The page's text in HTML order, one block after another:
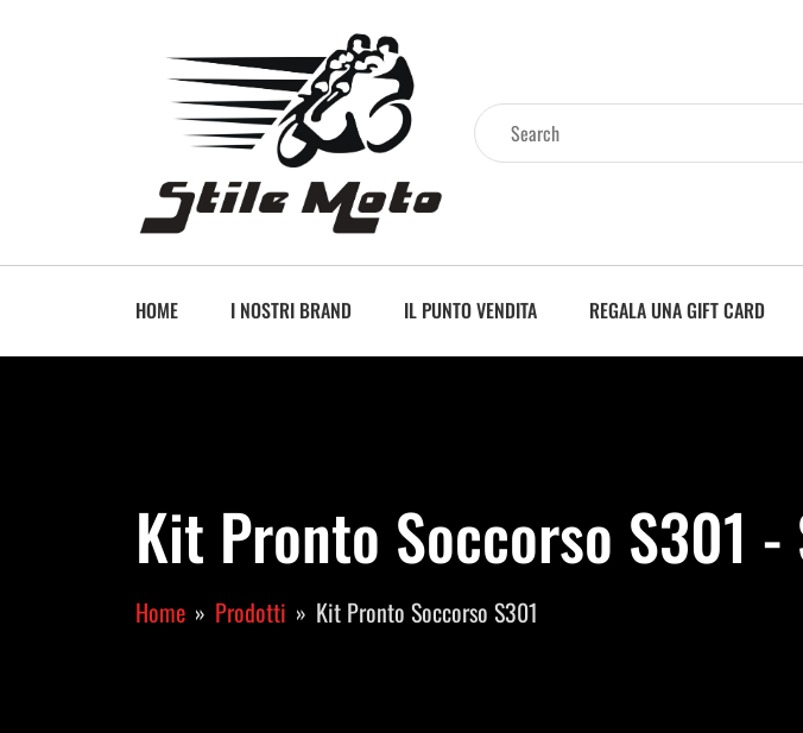
HOME I NOSTRI BRAND IL PUNTO VENDITA REGALA UNA GIFT CARD
Kit Pronto Soccorso S301
Home Prodotti Kit Pronto Soccorso S301